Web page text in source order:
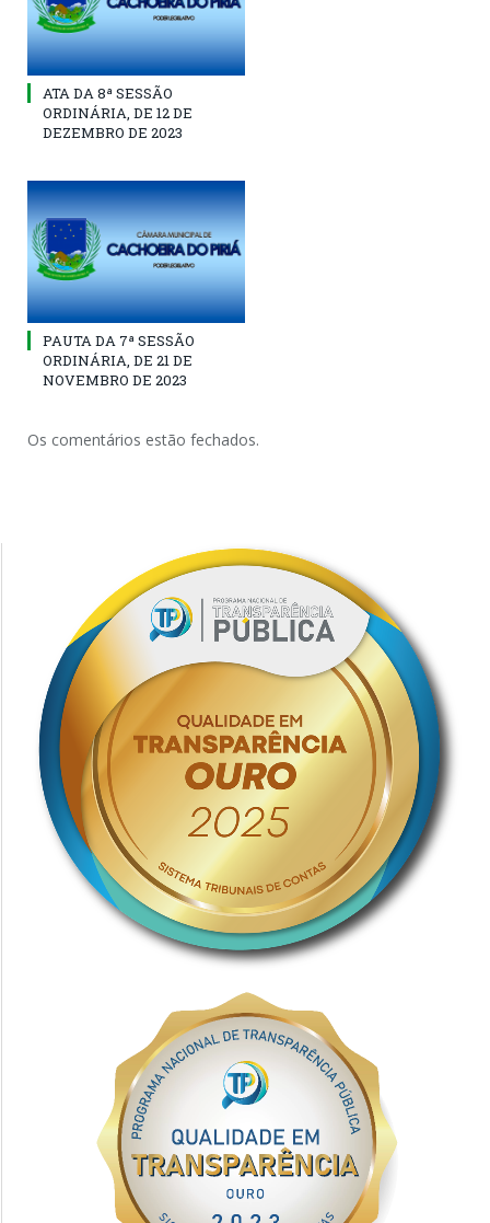
ATA DA 8ª SESSÃO
ORDINÁRIA, DE 12 DE
DEZEMBRO DE 2023
PAUTA DA 7ª SESSÃO
ORDINÁRIA, DE 21 DE
NOVEMBRO DE 2023
Os comentários estão fechados.